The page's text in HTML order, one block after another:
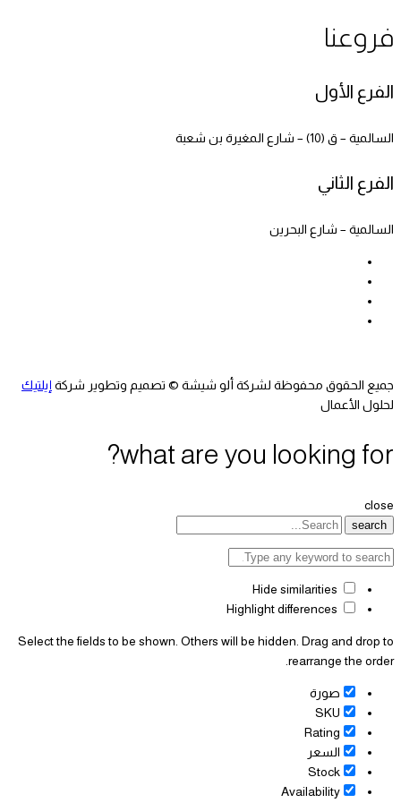
فروعنا
الفرع الأول
السالمية – ق (10) – شارع المغيرة بن شعبة
الفرع الثاني
السالمية – شارع البحرين
جميع الحقوق محفوظة لشركة ألو شيشة © تصميم وتطوير شركة إيلتيك
لحلول الأعمال
what are you looking for?
close
search
Select the fields to be shown. Others will be hidden. Drag and drop to
rearrange the order.
صورة
SKU
Rating
السعر
Stock
Availability